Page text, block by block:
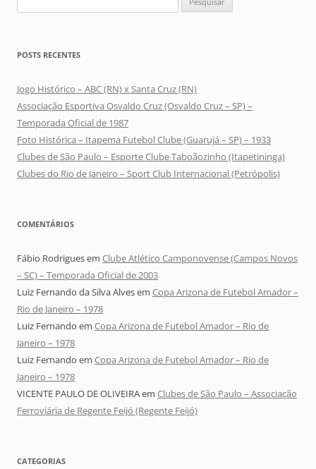
por:
POSTS RECENTES
Jogo Histórico – ABC (RN) x Santa Cruz (RN)
Associação Esportiva Osvaldo Cruz (Osvaldo Cruz – SP) –
Temporada Oficial de 1987
Foto Histórica – Itapema Futebol Clube (Guarujá – SP) – 1933
Clubes de São Paulo – Esporte Clube Taboãozinho (Itapetininga)
Clubes do Rio de Janeiro – Sport Club Internacional (Petrópolis)
COMENTÁRIOS
Fábio Rodriguesem Clube Atlético Camponovense (Campos Novos
– SC) – Temporada Oficial de 2003
Luiz Fernando da Silva Alvesem Copa Arizona de Futebol Amador –
Rio de Janeiro – 1978
Luiz Fernando em Copa Arizona de Futebol Amador – Rio de
Janeiro – 1978
Luiz Fernando em Copa Arizona de Futebol Amador – Rio de
Janeiro – 1978
VICENTE PAULO DE OLIVEIRAem Clubes de São Paulo – Associação
Ferroviária de Regente Feijó (Regente Feijó)
CATEGORIAS